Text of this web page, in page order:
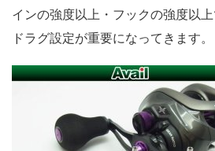
インの強度以上・フックの強度以
ドラグ設定が重要になってきます。